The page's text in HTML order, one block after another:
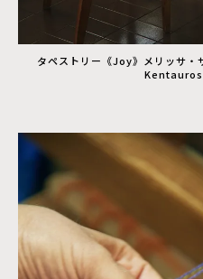
タペストリー《Joy》メリッサ